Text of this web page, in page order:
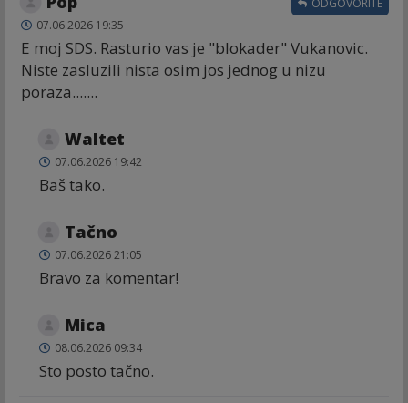
07.06.2026 19:35
E moj SDS. Rasturio vas je "blokader" Vukanovic.
Niste zasluzili nista osim jos jednog u nizu
poraza.......
ODGOVORITE
Waltet
07.06.2026 19:42
Baš tako.
Tačno
07.06.2026 21:05
Bravo za komentar!
Mica
08.06.2026 09:34
Sto posto tačno.